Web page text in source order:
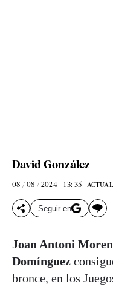
David González
08 / 08 / 2024 - 13: 35
Seguir en
Joan Antoni
Domínguez
bronce, en los